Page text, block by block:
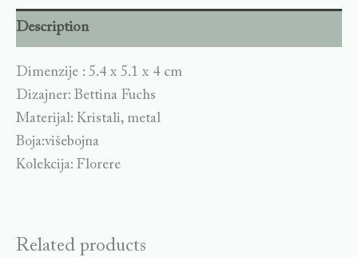
Description
Dimenzije : 5.4 x 5.1 x 4 cm
Dizajner: Bettina Fuchs
Materijal: Kristali, metal
Boja:višebojna
Kolekcija: Florere
Related products